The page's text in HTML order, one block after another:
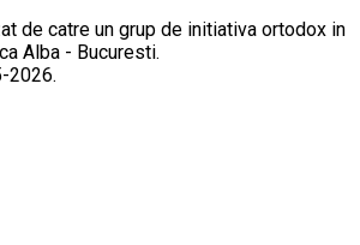
de catre un grup de initiativa ortodox in
Alba - Bucuresti.
2026.